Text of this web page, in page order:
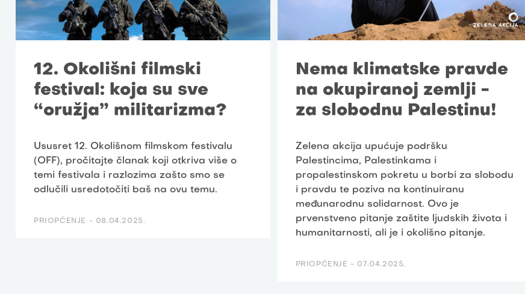
12. Okolišni filmski
festival: koja su sve
“oružja” militarizma?
Ususret 12. Okolišnom filmskom festivalu
(OFF), pročitajte članak koji otkriva više o
temi festivala i razlozima zašto smo se
odlučili usredotočiti baš na ovu temu.
PRIOPĆENJE - 08.04.2025.
Nema klimatske pravde
na okupiranoj zemlji -
za slobodnu Palestinu!
Zelena akcija upućuje podršku
Palestincima, Palestinkama i
propalestinskom pokretu u borbi za slobodu
i pravdu te poziva na kontinuiranu
međunarodnu solidarnost. Ovo je
prvenstveno pitanje zaštite ljudskih života i
humanitarnosti, ali je i okolišno pitanje.
PRIOPĆENJE - 07.04.2025.